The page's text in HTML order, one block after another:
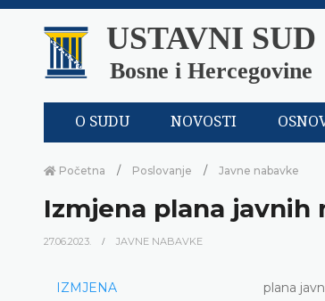
USTAVNI SUD
Bosne i Hercegovine
O SUDU NOVOSTI
Početna Poslovanje Javne nabavke
Izmjena plana javnih
27.06.2023. JAVNE NABAVKE
IZMJENA plana